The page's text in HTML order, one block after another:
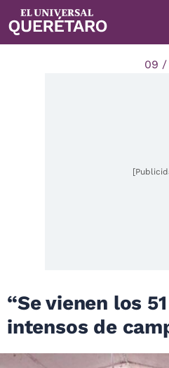
09 /
“Se vienen los
intensos de